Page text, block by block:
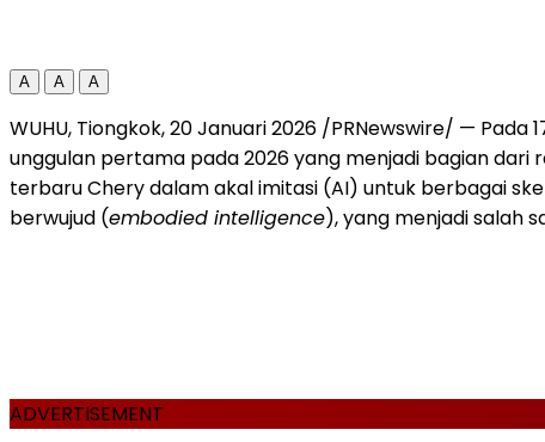
A A A
WUHU, Tiongkok, 20 Januari 2026 /PRNewswire/ —
unggulan pertama pada 2026 yang menjadi bagian dari
terbaru Chery dalam akal imitasi (AI) untuk berbagai
berwujud (embodied intelligence), yang menjadi salah
ADVERTISEMENT